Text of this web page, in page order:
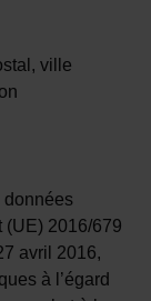
ville
données
(UE) 2016/679
avril 2016,
à l’égard